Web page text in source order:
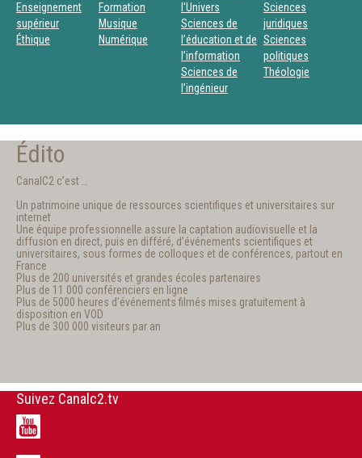
Enseignement
supérieur
Éthique
Formation
Musique
Numérique
l'Univers
Sciences de
l’éducation et de
l’information
Sciences de
l’ingénieur
Sciences
juridiques
Sciences
politiques
Théologie
Édito
CanalC2 c’est …
Un patrimoine unique de ressources scientifiques et universitaires sur
internet
Une équipe professionnelle assure la captation audiovisuelle et la
diffusion en direct, puis en différé, d’événements scientifiques et
universitaires, sous formes de colloques et de conférences, partout en
France
Plus de 200 universités et grandes écoles partenaires
Plus de 11 000 conférenciers en ligne
Plus de 5000 heures d’événements filmés mises gratuitement à
disposition en VOD
Plus de 300 000 visiteurs par an
Suivez Canalc2.tv